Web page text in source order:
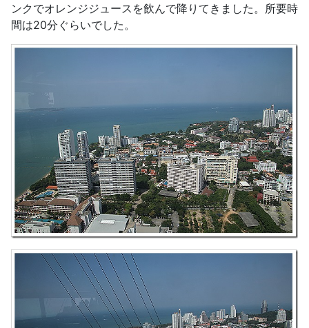
ンクでオレンジジュースを飲んで降りてきました。所要時
間は20分ぐらいでした。